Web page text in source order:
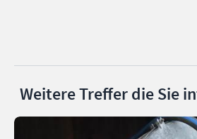
Weitere Treffer die Sie